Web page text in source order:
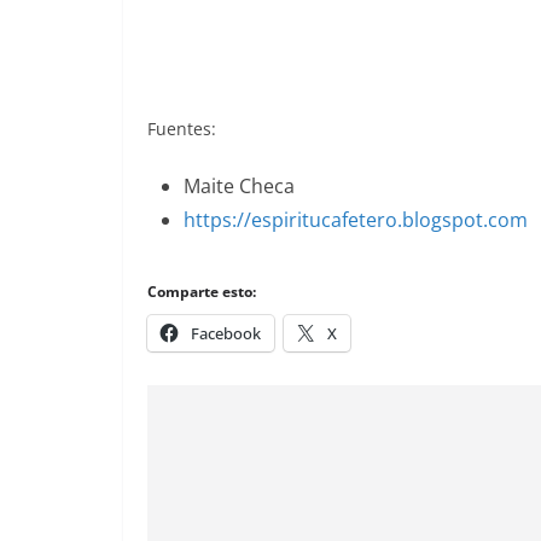
Fuentes:
Maite Checa
https://espiritucafetero.blogspot.com
Comparte esto:
Facebook X